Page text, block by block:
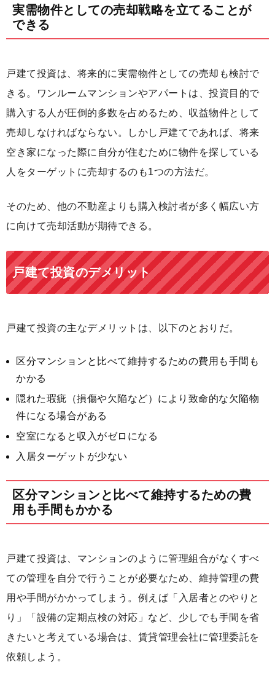
実需物件としての売却戦略を立てることが
できる
戸建て投資は、将来的に実需物件としての売却も検討で
きる。ワンルームマンションやアパートは、投資目的で
購入する人が圧倒的多数を占めるため、収益物件として
売却しなければならない。しかし戸建てであれば、将来
空き家になった際に自分が住むために物件を探している
人をターゲットに売却するのも1つの方法だ。
そのため、他の不動産よりも購入検討者が多く幅広い方
に向けて売却活動が期待できる。
戸建て投資のデメリット
戸建て投資の主なデメリットは、以下のとおりだ。
区分マンションと比べて維持するための費用も手間も
かかる
隠れた瑕疵（損傷や欠陥など）により致命的な欠陥物
件になる場合がある
空室になると収入がゼロになる
入居ターゲットが少ない
区分マンションと比べて維持するための費
用も手間もかかる
戸建て投資は、マンションのように管理組合がなくすべ
ての管理を自分で行うことが必要なため、維持管理の費
用や手間がかかってしまう。例えば「入居者とのやりと
り」「設備の定期点検の対応」など、少しでも手間を省
きたいと考えている場合は、賃貸管理会社に管理委託を
依頼しよう。